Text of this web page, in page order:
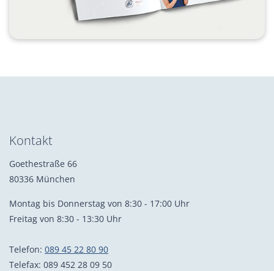
Kontakt
Goethestraße 66
80336 München
Montag bis Donnerstag von 8:30 - 17:00 Uhr
Freitag von 8:30 - 13:30 Uhr
Telefon: 089 45 22 80 90
Telefax: 089 452 28 09 50